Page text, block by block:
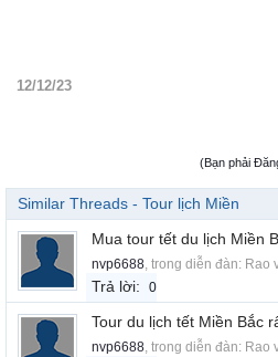
12/12/23
(Bạn phải
Similar Threads - Tour lịch Miền
Mua tour tết du lịch Miền
nvp6688 , trong diễn đàn: Rao
Trả lời: 0
Tour du lịch tết Miền Bắc
nvp6688 , trong diễn đàn: Rao